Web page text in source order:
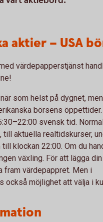
aktier – USA
värdepapperstjänst
som helst på dygnet,
börsens
svensk tid.
till aktuella realtidskurser,
klockan 22:00. Om du
växling. För att lägga
fram värdepappret. Men i
också möjlighet att välja i